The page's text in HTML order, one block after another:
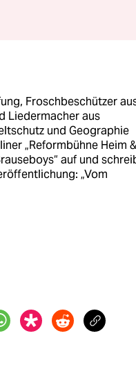
Froschbeschützer
Liedermacher aus
und Geographie
„Reformbühne Heim &
auf und
„Vom